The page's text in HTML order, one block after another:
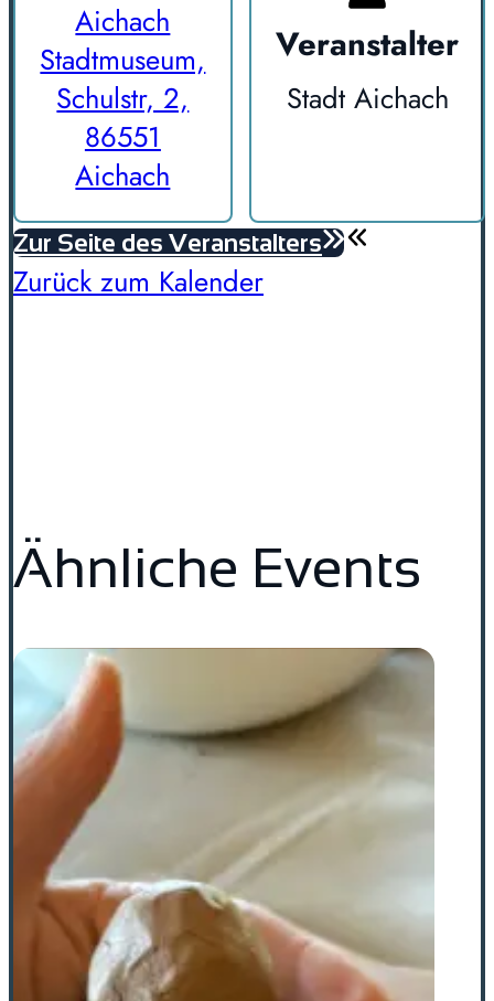
Aichach
Stadtmuseum,
Schulstr, 2,
86551
Aichach
Veranstalter
Stadt Aichach
Zur Seite des Veranstalters
Zurück zum Kalender
Ähnliche Events